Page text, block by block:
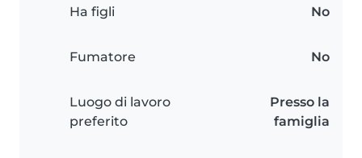
Ha figli No
Fumatore No
Luogo di lavoro
preferito
Presso la
famiglia